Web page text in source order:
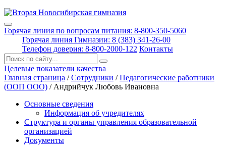
Горячая линия по вопросам питания: 8-800-350-5060
Горячая линия Гимназии: 8 (383) 341-26-00
Телефон доверия: 8-800-2000-122 Контакты
Поиск:
Целевые показатели качества
Главная страница /Сотрудники /Педагогические работники
(ООП ООО) / Андрийчук Любовь Ивановна
Основные сведения
Информация об учредителях
Структура и органы управления образовательной
организацией
Документы